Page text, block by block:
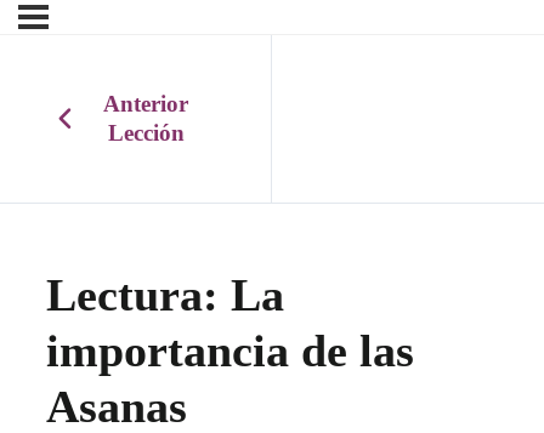
Anterior
Lección
Lectura: La
importancia de las
Asanas